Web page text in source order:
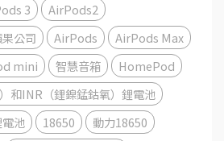
3
AirPods2
公司 AirPods
AirPods Max
mini 智慧音箱
HomePod
和INR（鋰鎳錳鈷氧）鋰電池
池 18650
動力18650